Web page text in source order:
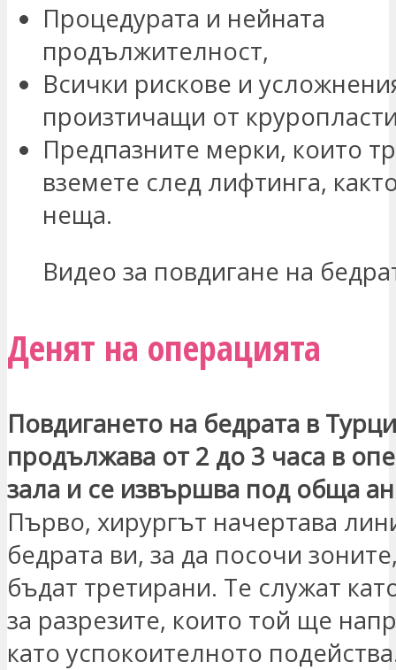
Процедурата и нейната
продължителност,
Всички рискове и
произтичащи от
Предпазните мерки, които
вземете след лифтинга,
неща.
Видео за повдигане на
Денят на операцията
Повдигането на бедрата в
продължава от 2 до 3 часа в
зала и се извършва под обща
Първо, хирургът начертава
бедрата ви, за да посочи
бъдат третирани. Те служат
за разрезите, които той ще
като успокоителното